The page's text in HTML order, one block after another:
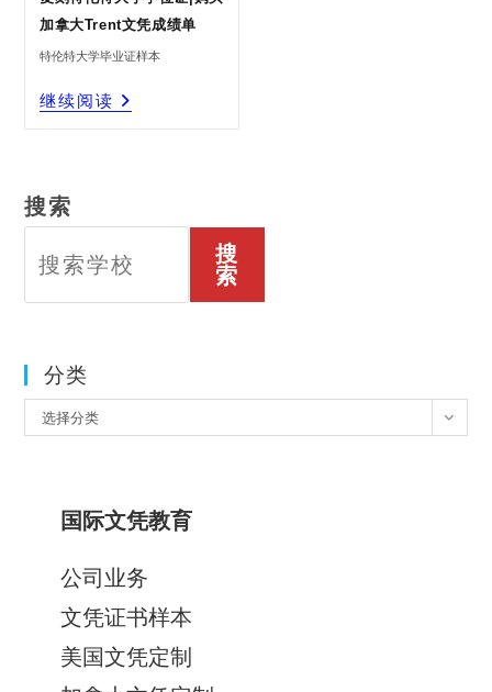
加拿大Trent文凭成绩单
特伦特大学毕业证样本
继续阅读 复
刻
特
凭
单
搜索
搜
索
分类
类
选择分类
国际文凭教育
公司业务
文凭证书样本
美国文凭定制